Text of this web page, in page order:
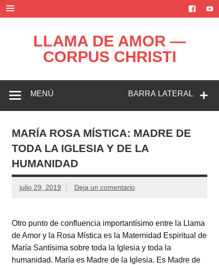
contenido
LLAMA DE AMOR —
CORPUS CHRISTI
BARRA LATERAL
MENÚ
MARÍA ROSA MÍSTICA: MADRE DE
TODA LA IGLESIA Y DE LA
HUMANIDAD
julio 29, 2019 Deja un comentario
Otro punto de confluencia importantísimo entre la Llama
de Amor y la Rosa Mística es la Maternidad Espiritual de
María Santísima sobre toda la Iglesia y toda la
humanidad. María es Madre de la Iglesia. Es Madre de